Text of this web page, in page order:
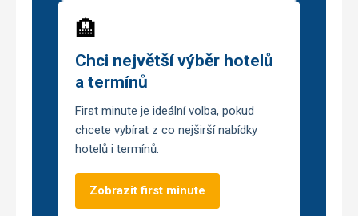
🏨
Chci největší výběr hotelů
a termínů
First minute je ideální volba, pokud
chcete vybírat z co nejširší nabídky
hotelů i termínů.
Zobrazit first minute